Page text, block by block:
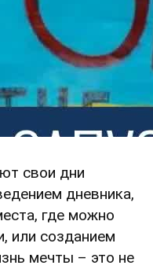
свои дни
дневника,
где можно
или созданием
мечты – это не